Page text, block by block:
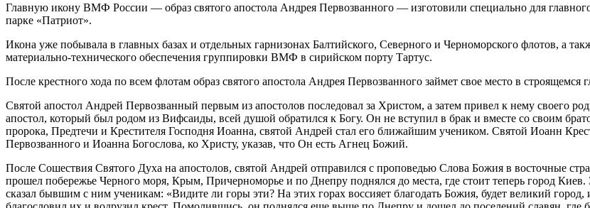
Главную икону ВМФ России — образ святого апостола Андрея Первозванного — изготовили специально для
парке «Патриот».
Икона уже побывала в главных базах и отдельных гарнизонах Балтийского, Северного и Черноморского флотов, а
материально-технического обеспечения группировки ВМФ в сирийском порту Тартус.
После крестного хода по всем флотам образ святого апостола Андрея Первозванного займет свое место в
Святой апостол Андрей Первозванный первым из апостолов последовал за Христом, а затем привел к нему своего
апостол, который был родом из Вифсаиды, всей душой обратился к Богу. Он не вступил в брак и вместе со своим
пророка, Предтечи и Крестителя Господня Иоанна, святой Андрей стал его ближайшим учеником. Святой Иоанн
Первозванного и Иоанна Богослова, ко Христу, указав, что Он есть Агнец Божий.
После Сошествия Святого Духа на апостолов, святой Андрей отправился с проповедью Слова Божия в
прошел побережье Черного моря, Крым, Причерноморье и по Днепру поднялся до места, где стоит теперь город Киев.
сказал бывшим с ним ученикам: «Видите ли горы эти? На этих горах воссияет благодать Божия, будет великий